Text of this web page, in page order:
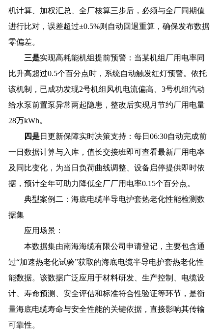
机计算、加权汇总、全厂核算三步后，必须与全厂同期值
进行比对，误差超过±0.5%则自动回退重算，确保发布数据
零偏差。
三是实现高耗能机组提前预警：当某机组厂用电率同
比升高超过0.5个百分点时，系统自动触发红灯预警。依托
该机制，已成功发现2号机组风机电流偏高、3号机组汽动
给水泵前置泵异常两起隐患，整改后实现月节约厂用电量
28万kWh。
四是日更新保障实时决策支持：每日06:30自动完成前
一日数据计算与入库，值长交接班即可查看最新厂用电率
及同比变化，为当日负荷曲线调整、设备启停提供即时依
据，预计全年可助力降低全厂厂用电率0.15个百分点。
典型案例二：海底电缆半导电护套热老化性能检测数
据集
应用场景：
本数据集由南海海缆有限公司申请登记，主要包含通
过“加速热老化试验”获取的海底电缆半导电护套热老化性
能数据。该数据广泛应用于材料研发、生产控制、电缆设
计、寿命预测、安全评估和标准符合性验证等环节，是衡
量海底电缆寿命与安全性能的关键依据，直接影响其传输
可靠性。